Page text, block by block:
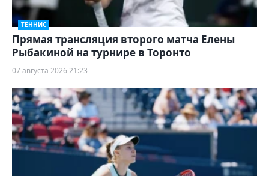
ТЕННИС
Прямая трансляция второго матча Елены
Рыбакиной на турнире в Торонто
07 августа 2026 21:23